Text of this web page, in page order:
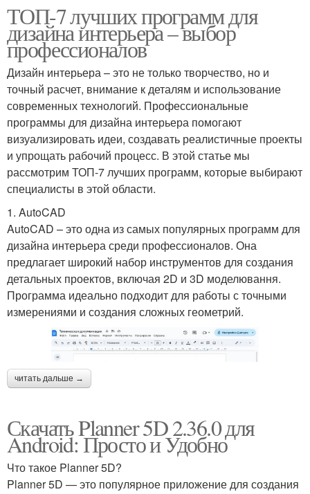
ТОП-7 лучших программ для
дизайна интерьера – выбор
профессионалов
Дизайн интерьера – это не только творчество, но и
точный расчет, внимание к деталям и использование
современных технологий. Профессиональные
программы для дизайна интерьера помогают
визуализировать идеи, создавать реалистичные проекты
и упрощать рабочий процесс. В этой статье мы
рассмотрим ТОП-7 лучших программ, которые выбирают
специалисты в этой области.
1. AutoCAD
AutoCAD – это одна из самых популярных программ для
дизайна интерьера среди профессионалов. Она
предлагает широкий набор инструментов для создания
детальных проектов, включая 2D и 3D моделювання.
Программа идеально подходит для работы с точными
измерениями и создания сложных геометрий.
читать дальше →
Скачать Planner 5D 2.36.0 для
Android: Просто и Удобно
Что такое Planner 5D?
Planner 5D — это популярное приложение для создания